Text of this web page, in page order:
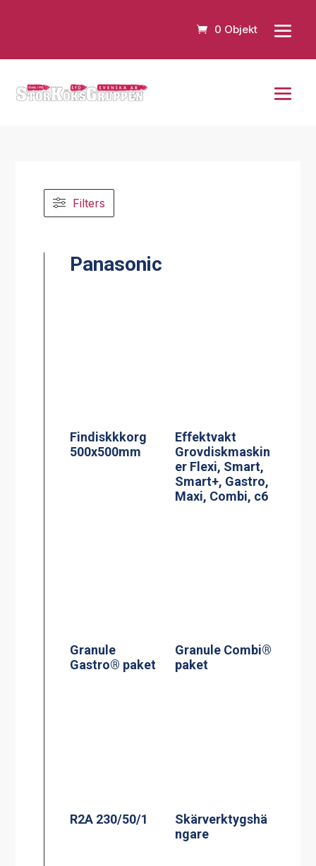
0 Objekt
Filters
Panasonic
Findiskkkorg
500x500mm
Effektvakt
Grovdiskmaskin
er Flexi, Smart,
Smart+, Gastro,
Maxi, Combi, c6
Granule
Gastro® paket
Granule Combi®
paket
R2A 230/50/1
Skärverktygshä
ngare